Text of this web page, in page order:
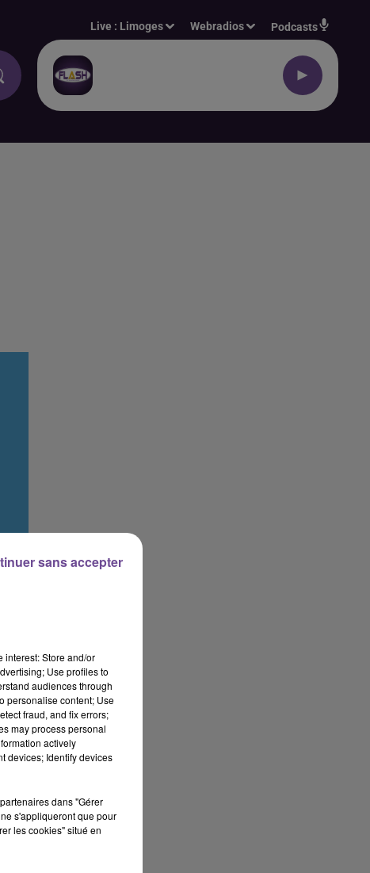
Live : Limoges Webradios Podcasts
interest: Store and/or
Use profiles to
audiences through
personalise content; Use
fraud, and fix errors;
may process personal
actively
devices; Identify devices
dans "Gérer
s'appliqueront que pour
les cookies" situé en
sans accepter